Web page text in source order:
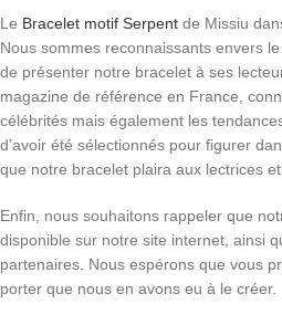
Le Bracelet motif Serpent de Missiu
Nous sommes reconnaissants envers
de présenter notre bracelet à ses
magazine de référence en France,
célébrités mais également les
d’avoir été sélectionnés pour figurer
que notre bracelet plaira aux lectrices
Enfin, nous souhaitons rappeler que
disponible sur notre site internet, ainsi
partenaires. Nous espérons que vous
porter que nous en avons eu à le créer.